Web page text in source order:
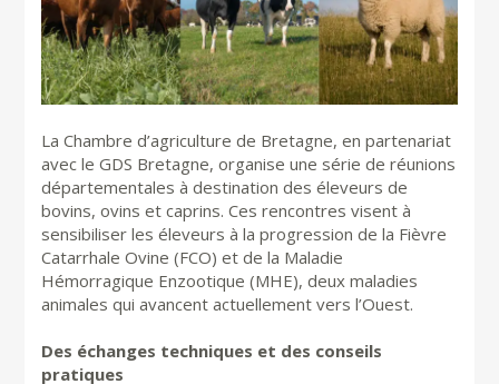
La Chambre d’agriculture de Bretagne, en partenariat
avec le GDS Bretagne, organise une série de réunions
départementales à destination des éleveurs de
bovins, ovins et caprins. Ces rencontres visent à
sensibiliser les éleveurs à la progression de la Fièvre
Catarrhale Ovine (FCO) et de la Maladie
Hémorragique Enzootique (MHE), deux maladies
animales qui avancent actuellement vers l’Ouest.
Des échanges techniques et des conseils
pratiques